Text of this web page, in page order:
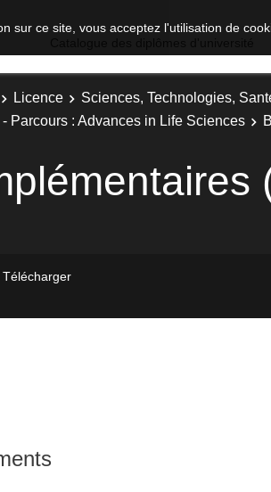
sur ce site, vous acceptez l'utilisation de
Licence Sciences, Technologies,
Parcours : Advances in Life Sciences
Télécharger